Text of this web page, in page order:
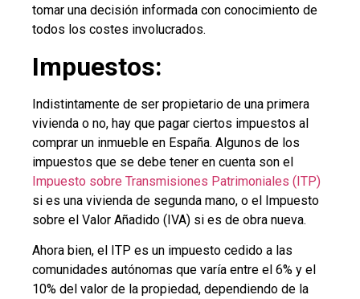
tomar una decisión informada con conocimiento de
todos los costes involucrados.
Impuestos:
Indistintamente de ser propietario de una primera
vivienda o no, hay que pagar ciertos impuestos al
comprar un inmueble en España. Algunos de los
impuestos que se debe tener en cuenta son el
Impuesto sobre Transmisiones Patrimoniales (ITP)
si es una vivienda de segunda mano, o el Impuesto
sobre el Valor Añadido (IVA) si es de obra nueva.
Ahora bien, el ITP es un impuesto cedido a las
comunidades autónomas que varía entre el 6% y el
10% del valor de la propiedad, dependiendo de la